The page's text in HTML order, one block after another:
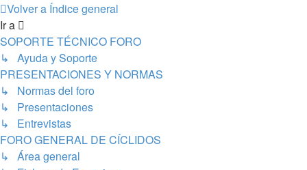
Volver a Índice general
Ir a
SOPORTE TÉCNICO FORO
↳ Ayuda y Soporte
PRESENTACIONES Y NORMAS
↳ Normas del foro
↳ Presentaciones
↳ Entrevistas
FORO GENERAL DE CÍCLIDOS
↳ Área general